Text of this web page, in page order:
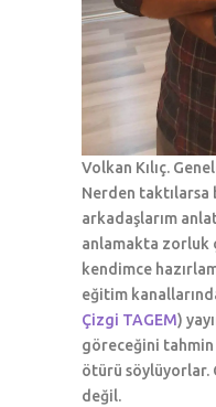
Volkan Kılıç.
Nerden taktılarsa
arkadaşlarım
anlamakta zorluk
kendimce
eğitim
Çizgi TAGEM)
göreceğini
ötürü söylüyorlar.
değil.